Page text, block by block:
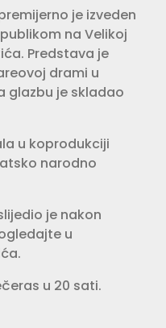
je izveden
na Velikoj
Predstava je
drami u
glazbu je skladao
u koprodukciji
narodno
je nakon
u
u 20 sati.